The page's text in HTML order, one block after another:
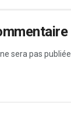
sera pas publiée.